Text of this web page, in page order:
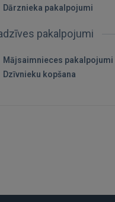
Apple
Dārznieka pakalpojumi
pakalpojumi
Mājsaimnieces pakalpojumi
Dzīvnieku kopšana